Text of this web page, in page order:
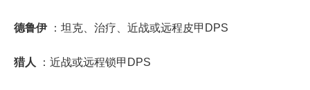
德鲁伊 ​：坦克、治疗、近战或远程皮甲DPS
猎人 ​：近战或远程锁甲DPS